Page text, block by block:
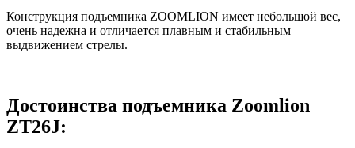
Конструкция подъемника ZOOMLION имеет небольшой вес,
очень надежна и отличается плавным и стабильным
выдвижением стрелы.
Достоинства подъемника Zoomlion
ZT26J: